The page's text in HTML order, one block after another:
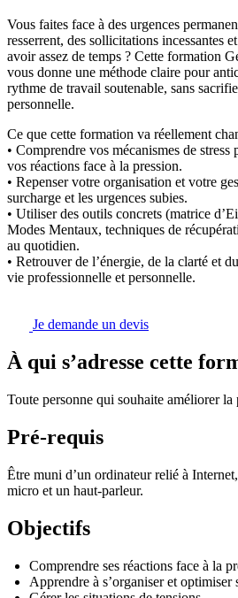
Vous faites face à des urgences
resserrent, des sollicitations incessantes
avoir assez de temps ? Cette formation
vous donne une méthode claire pour
rythme de travail soutenable, sans
personnelle.
Ce que cette formation va réellement
• Comprendre vos mécanismes de
vos réactions face à la pression.
• Repenser votre organisation et votre
surcharge et les urgences subies.
• Utiliser des outils concrets (matrice
Modes Mentaux, techniques de
au quotidien.
• Retrouver de l’énergie, de la clarté et
vie professionnelle et personnelle.
Je demande un devis
À qui s’adresse cette
Toute personne qui souhaite améliorer
Pré-requis
Être muni d’un ordinateur relié à
micro et un haut-parleur.
Objectifs
Comprendre ses réactions face à la
Apprendre à s’organiser et